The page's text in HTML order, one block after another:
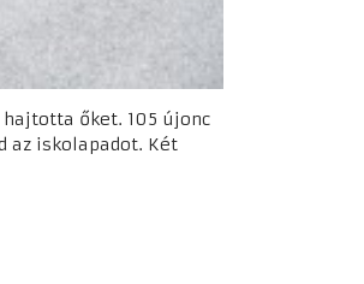
őket. 105 újonc
az iskolapadot. Két